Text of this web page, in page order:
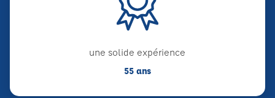
une solide expérience
55 ans